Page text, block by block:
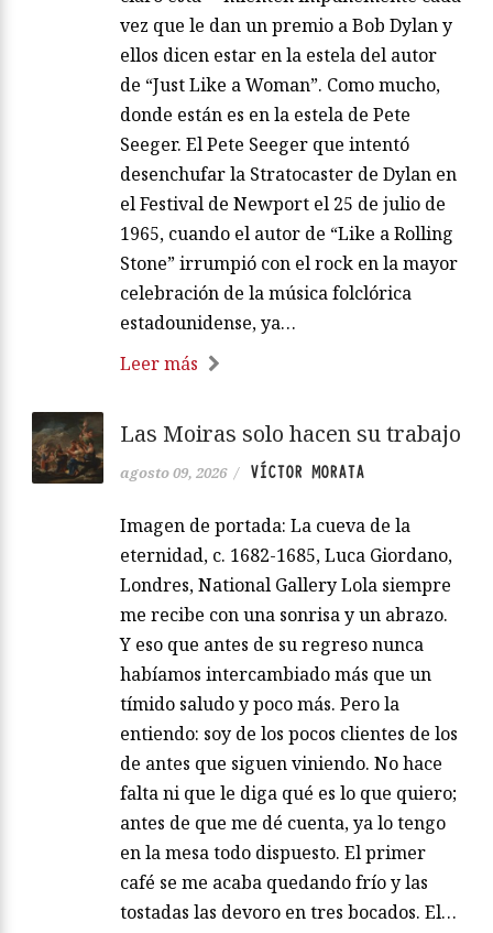
vez que le dan un premio a Bob Dylan y
ellos dicen estar en la estela del autor
de “Just Like a Woman”. Como mucho,
donde están es en la estela de Pete
Seeger. El Pete Seeger que intentó
desenchufar la Stratocaster de Dylan en
el Festival de Newport el 25 de julio de
1965, cuando el autor de “Like a Rolling
Stone” irrumpió con el rock en la mayor
celebración de la música folclórica
estadounidense, ya…
Leer más
Las Moiras solo hacen su trabajo
agosto 09, 2026 / VÍCTOR MORATA
Imagen de portada: La cueva de la
eternidad, c. 1682-1685, Luca Giordano,
Londres, National Gallery Lola siempre
me recibe con una sonrisa y un abrazo.
Y eso que antes de su regreso nunca
habíamos intercambiado más que un
tímido saludo y poco más. Pero la
entiendo: soy de los pocos clientes de los
de antes que siguen viniendo. No hace
falta ni que le diga qué es lo que quiero;
antes de que me dé cuenta, ya lo tengo
en la mesa todo dispuesto. El primer
café se me acaba quedando frío y las
tostadas las devoro en tres bocados. El…